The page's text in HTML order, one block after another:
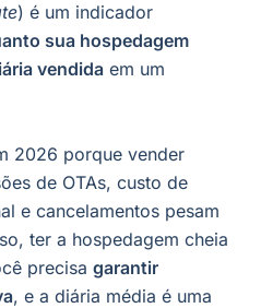
) é um indicador
sua hospedagem
vendida em um
2026 porque vender
de OTAs, custo de
e cancelamentos pesam
ter a hospedagem cheia
precisa garantir
, e a diária média é uma